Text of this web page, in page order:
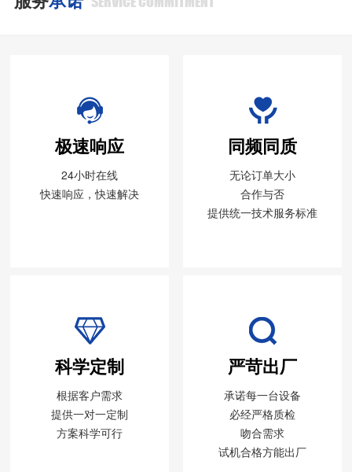
极速响应
24小时在线
快速响应，快速解决
同频同质
无论订单大小
合作与否
提供统一技术服务标准
科学定制
根据客户需求
提供一对一定制
方案科学可行
严苛出厂
承诺每一台设备
必经严格质检
吻合需求
试机合格方能出厂